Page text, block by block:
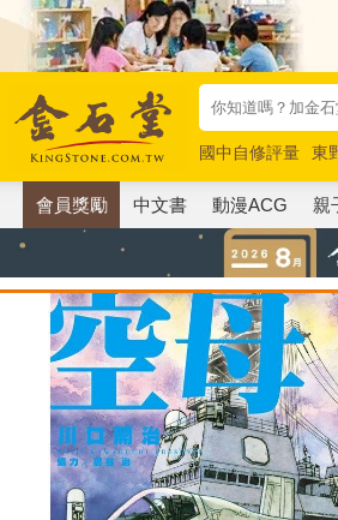
國中自修評量 東
唯紅花綻放
奧德
會員獎勵 中文書 動漫ACG 親